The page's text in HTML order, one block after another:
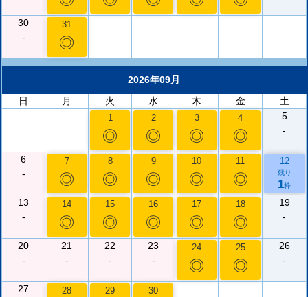
30
-
31
◎
2026年09月
日
月 火 水 木 金 土
1
◎
2
◎
3
◎
4
◎
5
-
6
-
7
◎
8
◎
9
◎
10
◎
11
◎
12
残り
1枠
13
-
14
◎
15
◎
16
◎
17
◎
18
◎
19
-
20
-
21
-
22
-
23
-
24
◎
25
◎
26
-
27
28 29 30